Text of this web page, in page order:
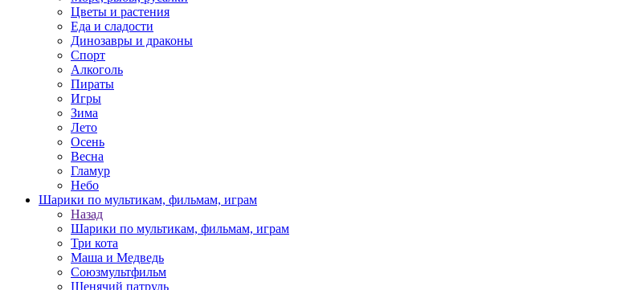
Цветы и растения
Еда и сладости
Динозавры и драконы
Спорт
Алкоголь
Пираты
Игры
Зима
Лето
Осень
Весна
Гламур
Небо
Шарики по мультикам, фильмам, играм
Назад
Шарики по мультикам, фильмам, играм
Три кота
Маша и Медведь
Союзмультфильм
Щенячий патруль